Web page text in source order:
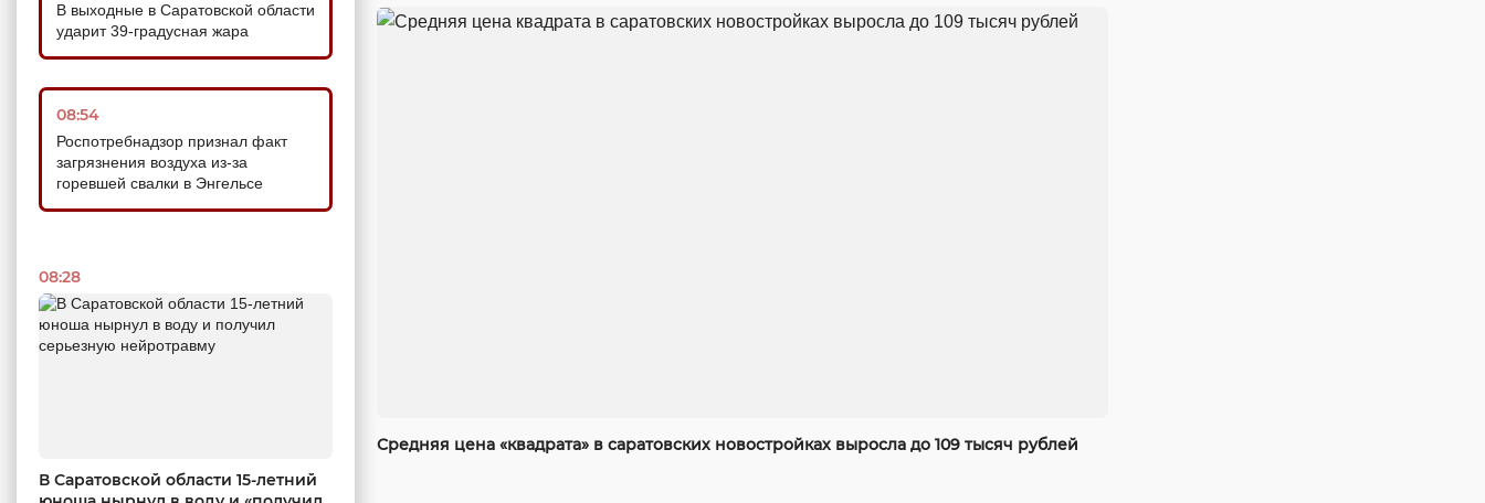
В выходные в Саратовской области
ударит 39-градусная жара
08:54
Роспотребнадзор признал факт
загрязнения воздуха из-за
горевшей свалки в Энгельсе
08:28
В Саратовской области 15-летний
Средняя цена «квадрата» в саратовских новостройках выросла до 109 тысяч рублей